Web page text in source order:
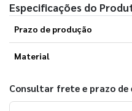
Especificações do
Prazo de produção
Material
Consultar frete e prazo de